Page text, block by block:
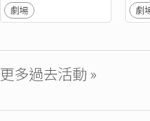
劇場
劇
更多過去活動 »